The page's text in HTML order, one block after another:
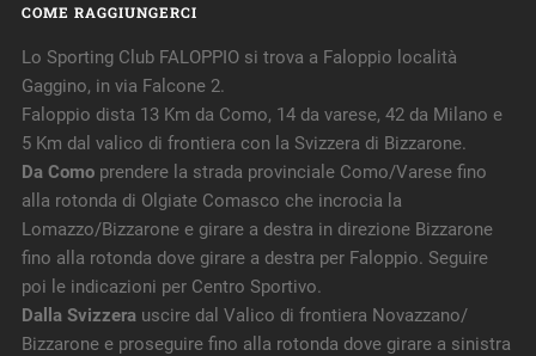
COME RAGGIUNGERCI
Lo Sporting Club FALOPPIO si trova a Faloppio località
Gaggino, in via Falcone 2.
Faloppio dista 13 Km da Como, 14 da varese, 42 da Milano e
5 Km dal valico di frontiera con la Svizzera di Bizzarone.
Da Comoprendere la strada provinciale Como/Varese fino
alla rotonda di Olgiate Comasco che incrocia la
Lomazzo/Bizzarone e girare a destra in direzione Bizzarone
fino alla rotonda dove girare a destra per Faloppio. Seguire
poi le indicazioni per Centro Sportivo.
Dalla Svizzerauscire dal Valico di frontiera Novazzano/
Bizzarone e proseguire fino alla rotonda dove girare a sinistra